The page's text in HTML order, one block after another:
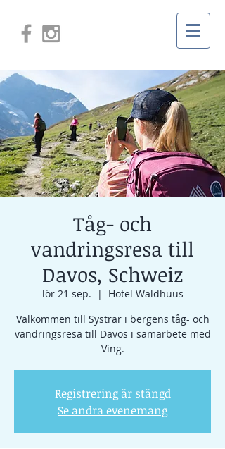
Tåg- och
vandringsresa till
Davos, Schweiz
lör 21 sep.
  |
Hotel Waldhuus
Välkommen till Systrar i bergens tåg- och
vandringsresa till Davos i samarbete med
Ving.
Registrering är stängd
Se andra evenemang